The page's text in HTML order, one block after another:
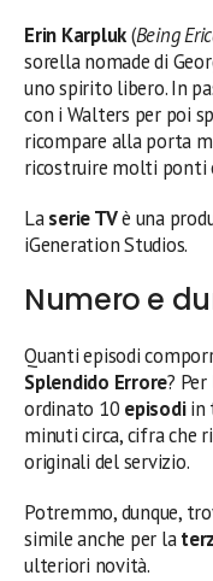
Erin Karpluk(Being
sorella nomade di
uno spirito libero. In
con i Walters per poi
ricompare alla porta
ricostruire molti ponti
Laserie TVè una
iGeneration Studios.
Numero e
Quanti episodi
Splendido Errore?
ordinato 10 episodiin
minuti circa, cifra che
originali del servizio.
Potremmo, dunque,
simile anche per la
ulteriori novità.